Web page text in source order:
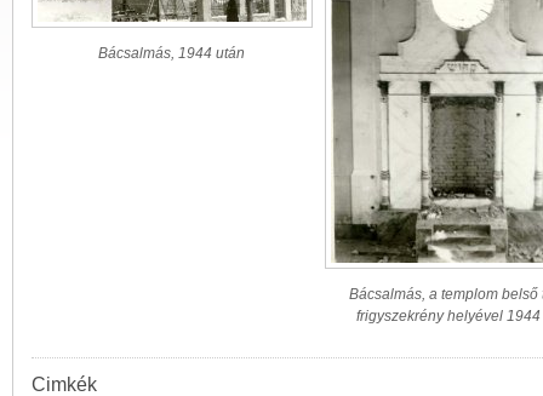
Bácsalmás, 1944 után
Bácsalmás, a templom belső
frigyszekrény helyével 1944
Cimkék